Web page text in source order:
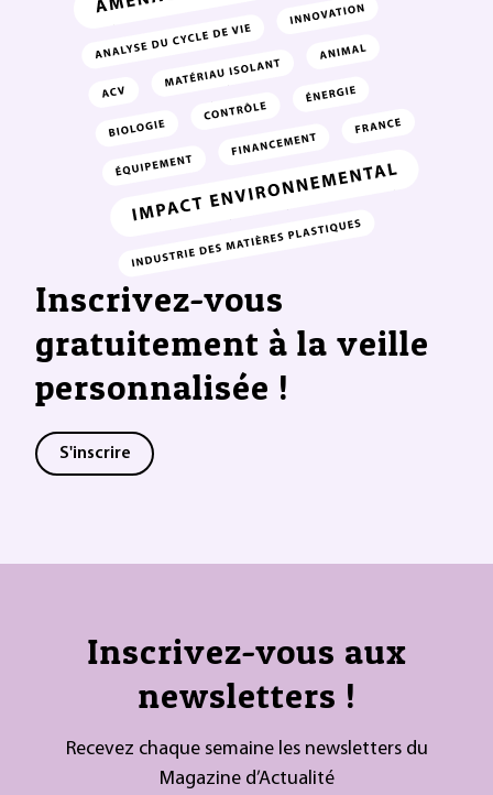
Inscrivez-vous
gratuitement à la veille
personnalisée !
S'inscrire
Inscrivez-vous aux
newsletters !
Recevez chaque semaine les newsletters du
Magazine d’Actualité